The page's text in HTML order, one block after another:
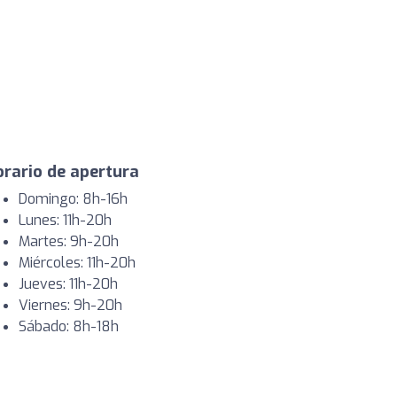
de apertura
Domingo: 8h-16h
Lunes: 11h-20h
Martes: 9h-20h
Miércoles: 11h-20h
Jueves: 11h-20h
Viernes: 9h-20h
Sábado: 8h-18h